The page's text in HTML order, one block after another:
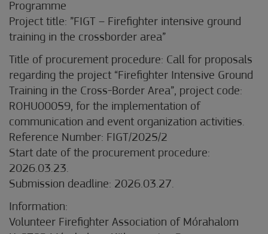
Programme
Project title: ”FIGT – Firefighter intensive ground
training in the crossborder area”
Title of procurement procedure: Call for proposals
regarding the project “Firefighter Intensive Ground
Training in the Cross-Border Area”, project code:
ROHU00059, for the implementation of
communication and event organization activities.
Reference Number: FIGT/2025/2
Start date of the procurement procedure:
2026.03.23.
Submission deadline: 2026.03.27.
Information:
Volunteer Firefighter Association of Mórahalom